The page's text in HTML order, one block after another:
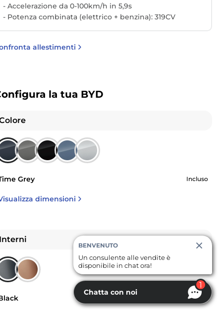
- Accelerazione da 0-100km/h in 5,9s
- Potenza combinata (elettrico + benzina): 319CV
allestimenti
la tua BYD
Grey Incluso
dimensioni
Incluso
Chatta con noi
1
BENVENUTO
Un consulente alle vendite è
disponibile in chat ora!